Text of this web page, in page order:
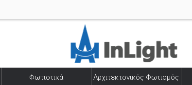
Φωτιστικά Αρχιτεκτονικός Φωτισμός